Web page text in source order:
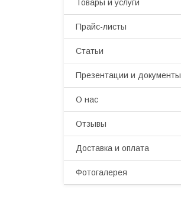
Товары и услуги
Прайс-листы
Статьи
Презентации и документы
О нас
Отзывы
Доставка и оплата
Фотогалерея